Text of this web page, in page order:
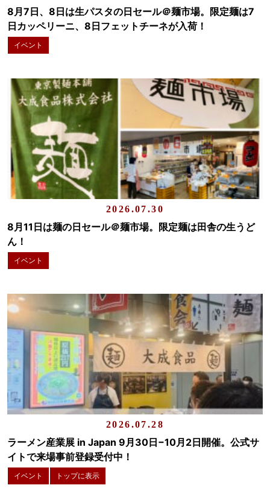
8月7日、8日は生パスタの日セール＠麺市場。限定麺は7
日カッペリーニ、8日フェットチーネが入荷！
イベント
2026.07.30
8月11日は麺の日セール＠麺市場。限定麺は田舎の生うど
ん！
イベント
2026.07.28
ラーメン産業展 in Japan 9月30日−10月2日開催。公式サ
イトで来場事前登録受付中！
イベント トップに表示